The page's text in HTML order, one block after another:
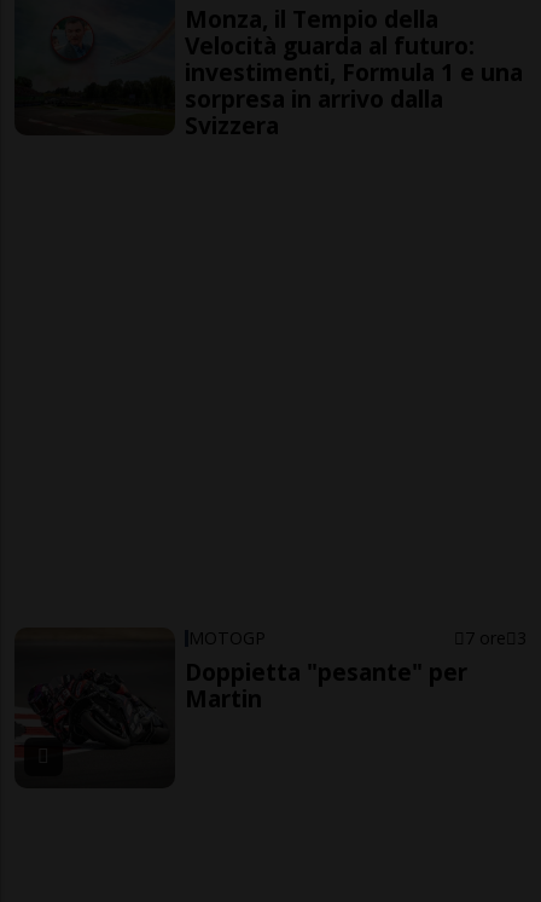
Monza, il Tempio della
Velocità guarda al futuro:
investimenti, Formula 1 e una
sorpresa in arrivo dalla
Svizzera
MOTOGP 7 ore 3
Doppietta "pesante" per
Martin